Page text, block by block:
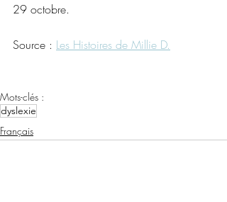
29 octobre.
Source : Les Histoires de Millie D.
Mots-clés :
dyslexie
Français